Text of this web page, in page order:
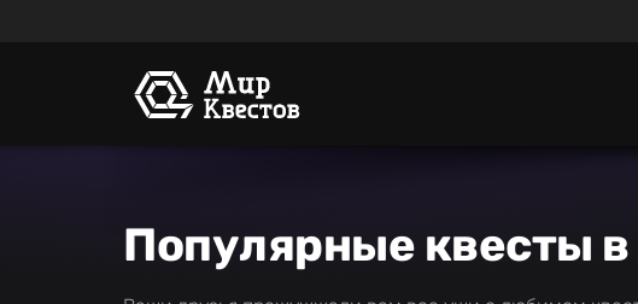
Популярные квесты в